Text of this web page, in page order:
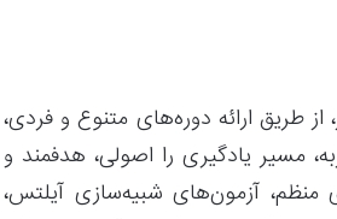
طریق ارائه دوره‌های متنوع و فردی،
مسیر یادگیری را اصولی، هدفمند و
منظم، آزمون‌های شبیه‌سازی آیلتس،